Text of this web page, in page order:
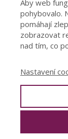
CHCI
© 2019 Denisa
Aby web
pohybovalo.
pomáhají
zobrazovat
nad tím, co
Nastavení